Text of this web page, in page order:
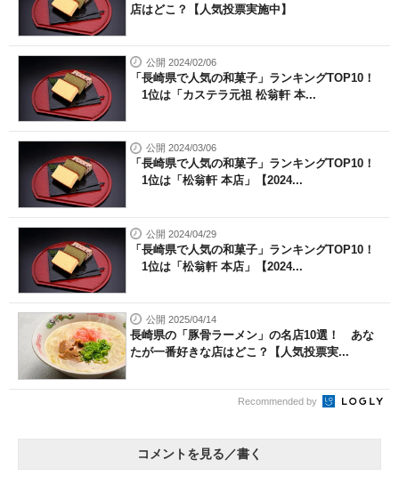
店はどこ？【人気投票実施中】
公開 2024/02/06
「長崎県で人気の和菓子」ランキングTOP10！
1位は「カステラ元祖 松翁軒 本...
公開 2024/03/06
「長崎県で人気の和菓子」ランキングTOP10！
1位は「松翁軒 本店」【2024...
公開 2024/04/29
「長崎県で人気の和菓子」ランキングTOP10！
1位は「松翁軒 本店」【2024...
公開 2025/04/14
長崎県の「豚骨ラーメン」の名店10選！ あな
たが一番好きな店はどこ？【人気投票実...
Recommended by
コメントを見る／書く